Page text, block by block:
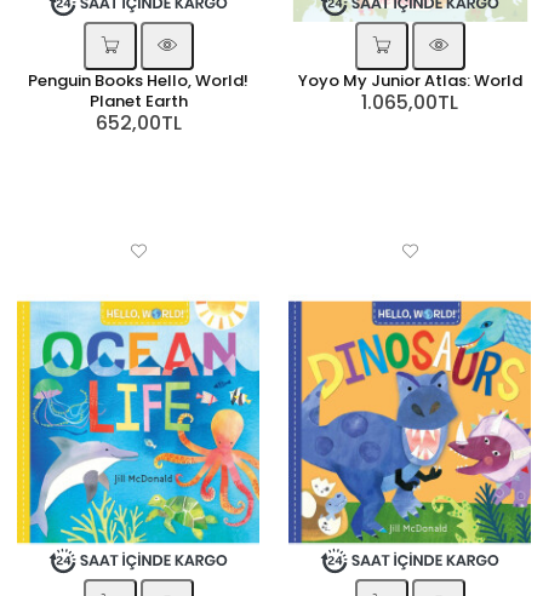
Penguin Books Hello, World!
Planet Earth
652,00TL
Yoyo My Junior Atlas: World
1.065,00TL